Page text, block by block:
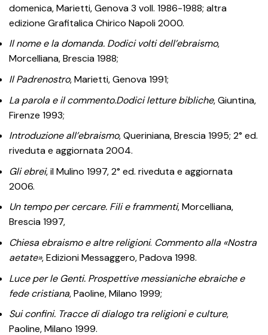
domenica, Marietti, Genova 3 voll. 1986-1988; altra
edizione Grafitalica Chirico Napoli 2000.
Il nome e la domanda. Dodici volti dell’ebraismo,
Morcelliana, Brescia 1988;
Il Padrenostro, Marietti, Genova 1991;
La parola e il commento.Dodici letture bibliche, Giuntina,
Firenze 1993;
Introduzione all’ebraismo, Queriniana, Brescia 1995; 2° ed.
riveduta e aggiornata 2004.
Gli ebrei, il Mulino 1997, 2° ed. riveduta e aggiornata
2006.
Un tempo per cercare. Fili e frammenti, Morcelliana,
Brescia 1997,
Chiesa ebraismo e altre religioni. Commento alla «Nostra
aetate», Edizioni Messaggero, Padova 1998.
Luce per le Genti. Prospettive messianiche ebraiche e
fede cristiana, Paoline, Milano 1999;
Sui confini. Tracce di dialogo tra religioni e culture,
Paoline, Milano 1999.